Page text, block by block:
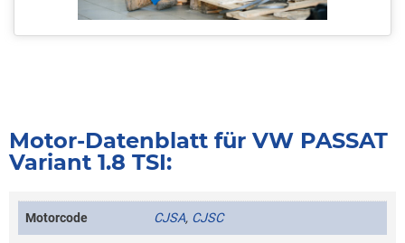
Motor-Datenblatt für VW PASSAT
Variant 1.8 TSI:
Motorcode CJSA, CJSC